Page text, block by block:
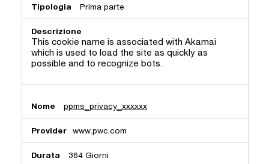
Prima parte
This cookie name is associated with Akamai
which is used to load the site as quickly as
possible and to recognize bots.
ppms_privacy_xxxxxx
www.pwc.com
364 Giorni